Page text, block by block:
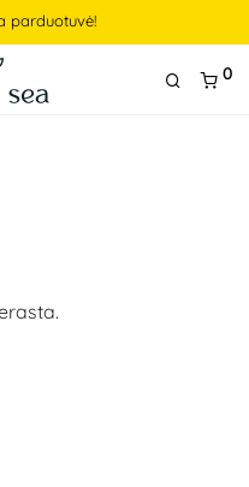
parduotuvė!
0